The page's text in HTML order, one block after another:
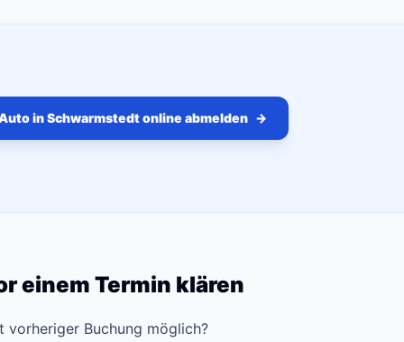
in Schwarmstedt online abmelden →
einem Termin klären
vorheriger Buchung möglich?